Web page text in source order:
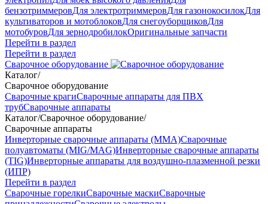
бензотриммеровДля электротриммеровДля газонокосилокДля
культиваторов и мотоблоковДля снегоуборщиковДля
мотобуровДля зернодробилокОригинальные запчасти
Перейти в раздел
Перейти в раздел
Сварочное оборудование
Каталог/
Сварочное оборудование
Сварочные крагиСварочные аппараты для ПВХ
трубСварочные аппараты
Каталог/Сварочное оборудование/
Сварочные аппараты
Инверторные сварочные аппараты (ММА)Сварочные
полуавтоматы (MIG/MAG)Инверторные сварочные аппараты
(TIG)Инверторные аппараты для воздушно-плазменной резки
(ИПР)
Перейти в раздел
Сварочные горелкиСварочные маскиСварочные